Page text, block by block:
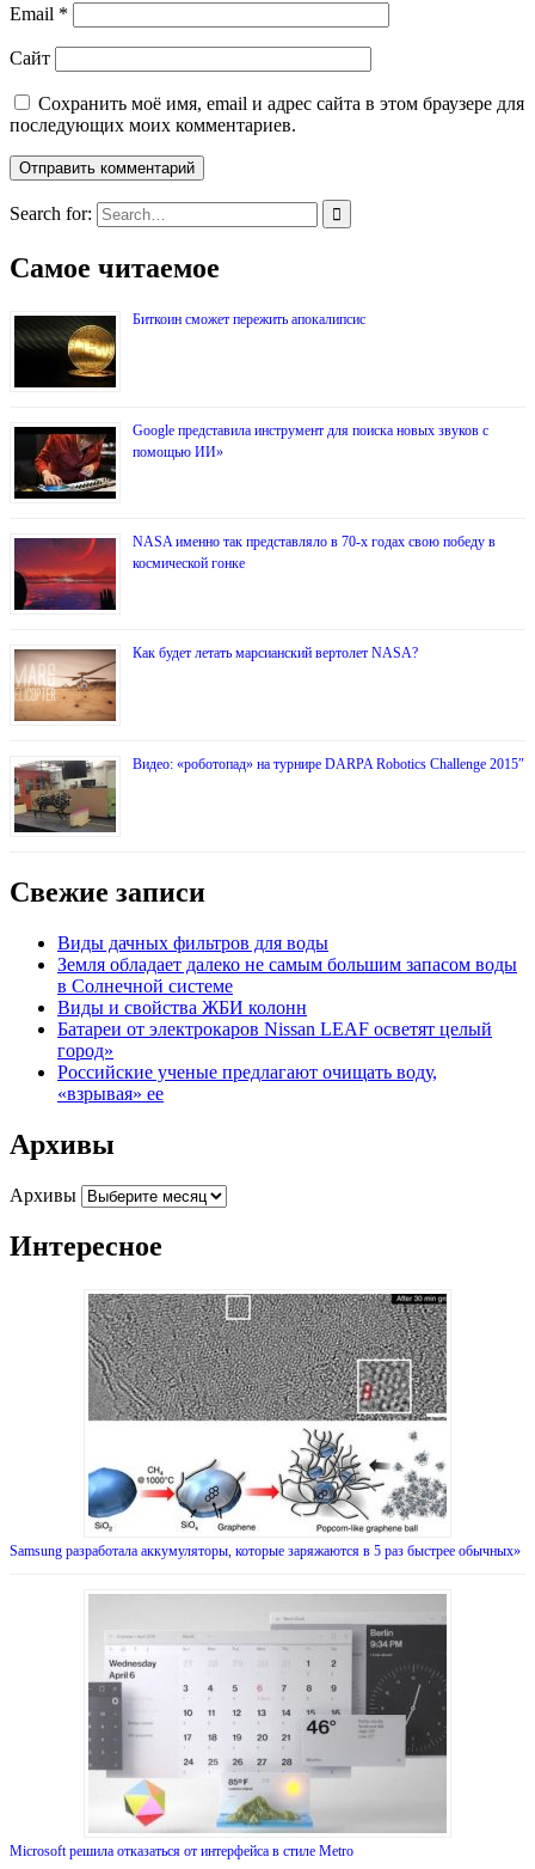
Email *
Сайт
Сохранить моё имя, email и адрес сайта в этом браузере для
последующих моих комментариев.
Search for:
Самое читаемое
Биткоин сможет пережить апокалипсис
Google представила инструмент для поиска новых звуков с
помощью ИИ»
NASA именно так представляло в 70-х годах свою победу в
космической гонке
Как будет летать марсианский вертолет NASA?
Видео: «роботопад» на турнире DARPA Robotics Challenge 2015″
Свежие записи
Виды дачных фильтров для воды
Земля обладает далеко не самым большим запасом воды
в Солнечной системе
Виды и свойства ЖБИ колонн
Батареи от электрокаров Nissan LEAF осветят целый
город»
Российские ученые предлагают очищать воду,
«взрывая» ее
Архивы
Архивы
Интересное
Samsung разработала аккумуляторы, которые заряжаются в 5 раз быстрее обычных»
Microsoft решила отказаться от интерфейса в стиле Metro